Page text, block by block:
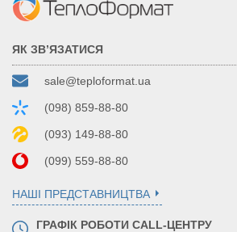
ЯК ЗВ’ЯЗАТИСЯ
sale@teploformat.ua
(098) 859-88-80
(093) 149-88-80
(099) 559-88-80
НАШІ ПРЕДСТАВНИЦТВА
ГРАФІК РОБОТИ CALL-ЦЕНТРУ